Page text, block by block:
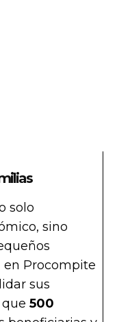
solo
sino
Procompite
sus
500